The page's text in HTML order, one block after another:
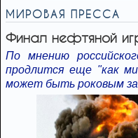
МИРОВАЯ ПРЕССА
Финал нефтяной
По мнению
продлится еще "как
может быть роковым